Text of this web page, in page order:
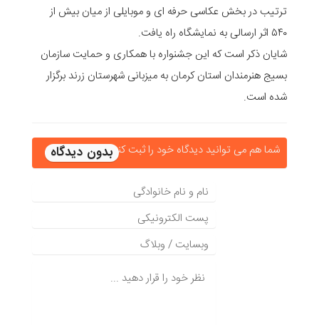
ترتیب در بخش عکاسی حرفه ای و موبایلی از میان بیش از
۵۴۰ اثر ارسالی به نمایشگاه راه یافت.
شایان ذکر است که این جشنواره با همکاری و حمایت سازمان
بسیج هنرمندان استان کرمان به میزبانی شهرستان زرند برگزار
شده است.
شما هم می توانید دیدگاه خود را ثبت کنید